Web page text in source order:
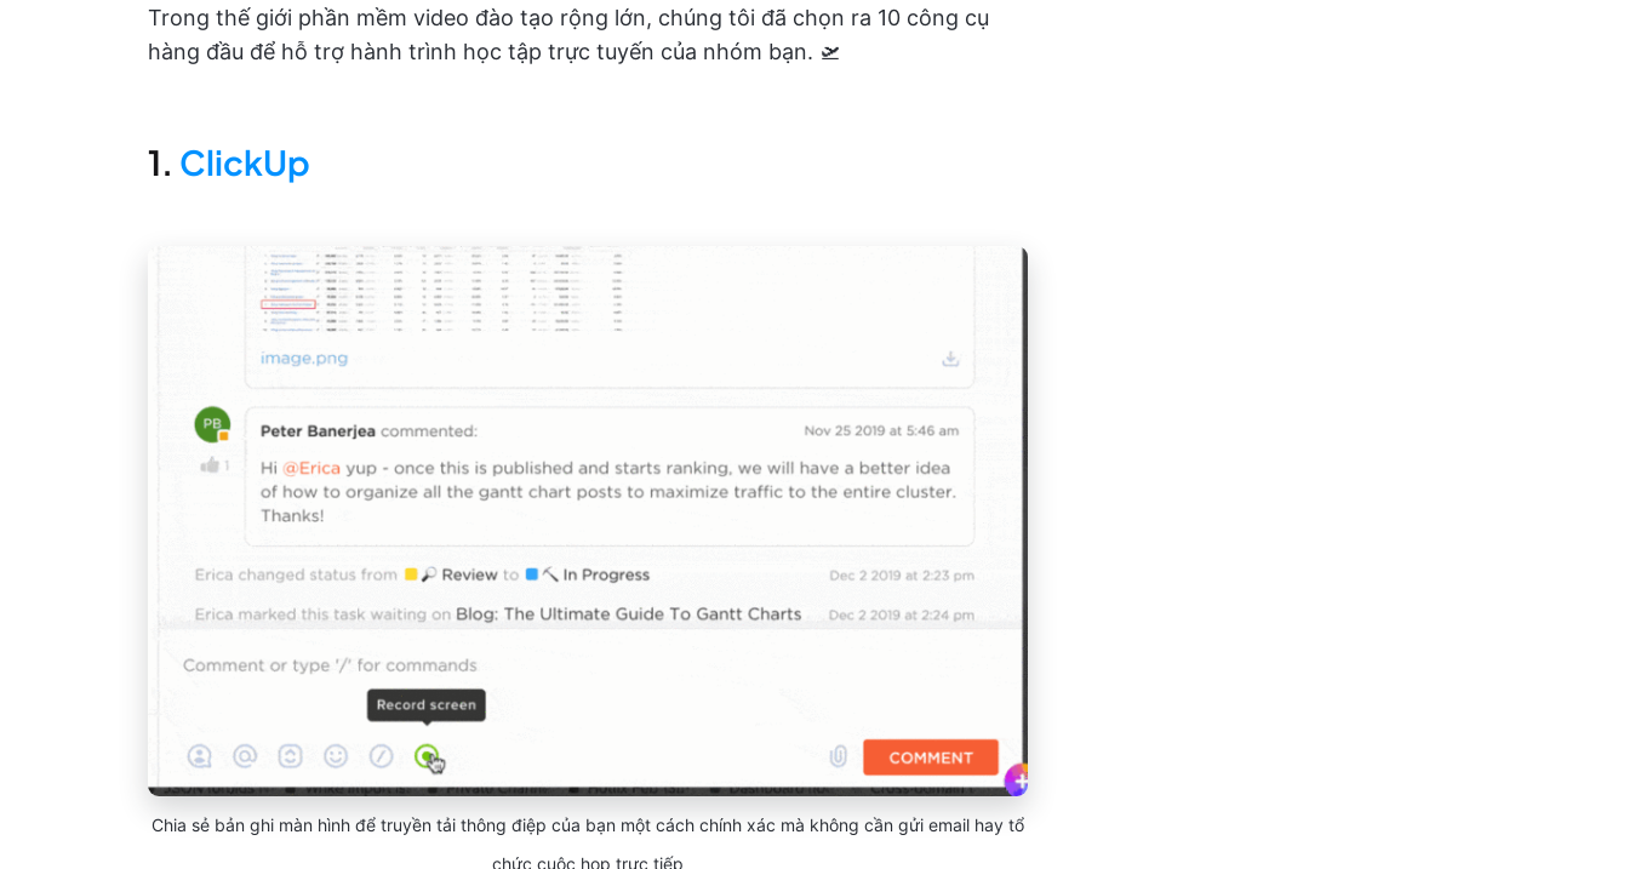
Trong thế giới phần mềm video đào tạo rộng lớn, chúng tôi đã chọn ra 10 công cụ
hàng đầu để hỗ trợ hành trình học tập trực tuyến của nhóm bạn. 🛫
1. ClickUp
Chia sẻ bản ghi màn hình để truyền tải thông điệp của bạn một cách chính xác mà không cần gửi email hay tổ
chức cuộc họp trực tiếp